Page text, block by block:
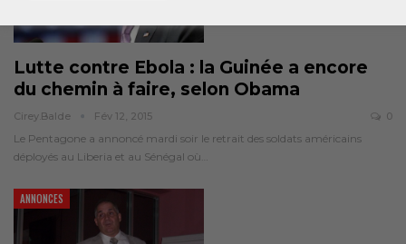
Lutte contre Ebola : la Guinée a encore
du chemin à faire, selon Obama
Cirey.balde Fév 12, 2015 0
Le Pentagone a annoncé mardi soir le retrait des soldats américains
déployés au Liberia et au Sénégal où…
ANNONCES